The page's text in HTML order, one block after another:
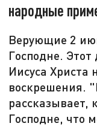
народные
Верующие 2
Господне.
Иисуса Христа
воскрешения.
рассказывает,
Господне, что